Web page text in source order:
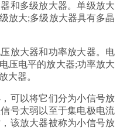
和多级放大器。单级放大
放大;多级放大器具有多晶
放大器和功率放大器。电
压电平的放大器;功率放大
大器。
可以将它们分为小信号放
号太弱以至于集电极电流
该放大器被称为小信号放